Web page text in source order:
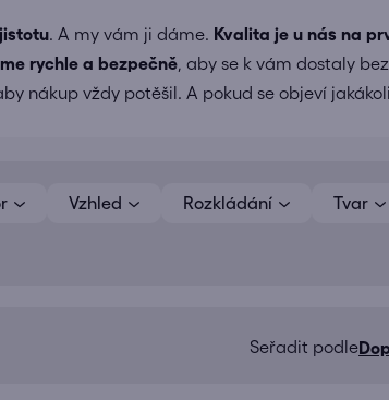
. A my vám ji dáme. Kvalita je u nás na
rychle a bezpečně , aby se k vám dostaly
nákup vždy potěšil. A pokud se objeví
Ř
Rozkládání Tvar
Vzhled